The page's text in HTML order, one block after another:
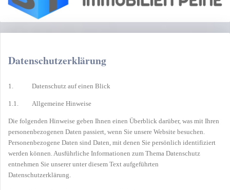
Datenschutzerklärung
1. Datenschutz auf einen Blick
1.1. Allgemeine Hinweise
Die folgenden Hinweise geben Ihnen einen Überblick darüber, was mit Ihren
personenbezogenen Daten passiert, wenn Sie unsere Website besuchen.
Personenbezogene Daten sind Daten, mit denen Sie persönlich identifiziert
werden können. Ausführliche Informationen zum Thema Datenschutz
entnehmen Sie unserer unter diesem Text aufgeführten
Datenschutzerklärung.